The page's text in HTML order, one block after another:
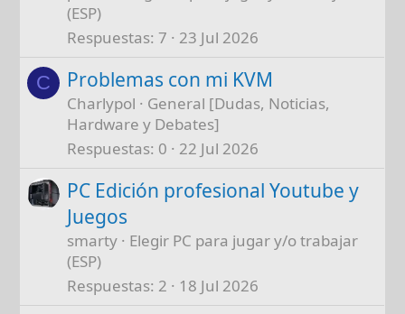
(ESP)
Respuestas 7 23 Jul 2026
C Problemas con mi KVM
Charlypol
General [Dudas, Noticias,
Hardware y Debates]
Respuestas 0 22 Jul 2026
PC Edición profesional Youtube y
Juegos
smarty
Elegir PC para jugar y/o trabajar
(ESP)
Respuestas 2 18 Jul 2026